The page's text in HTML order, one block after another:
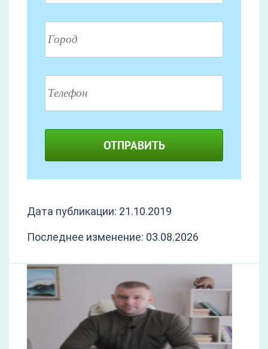
ОТПРАВИТЬ
Дата публикации: 21.10.2019
Последнее изменение: 03.08.2026